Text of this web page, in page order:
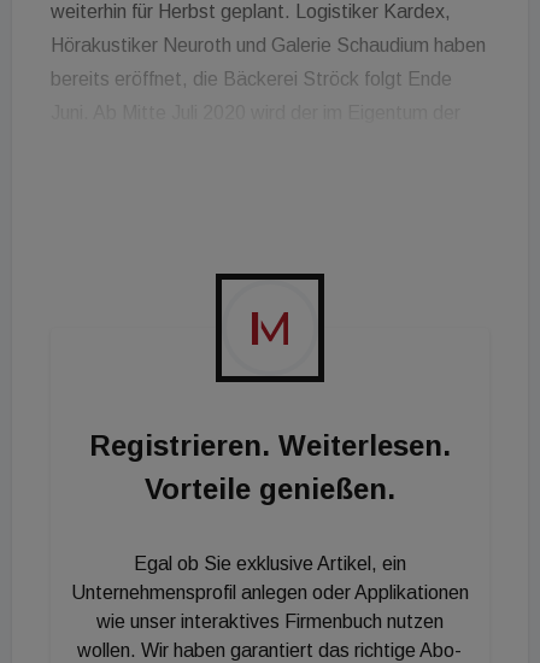
weiterhin für Herbst geplant. Logistiker Kardex,
Hörakustiker Neuroth und Galerie Schaudium haben
bereits eröffnet, die Bäckerei Ströck folgt Ende
zu den HoHo Wien-Geschäften sowie Mietern soll
so vereinfacht werden. Während im HoHo Tower
laut der Kerbler Holding kaum mehr freie
Büroflächen zur Verfügung stehen, gibt es im HoHo
Fläche.Registrieren. Weiterlesen.
Vorteile genießen.
Egal ob Sie exklusive Artikel, ein
Unternehmensprofil anlegen oder Applikationen
wie unser interaktives Firmenbuch nutzen
wollen. Wir haben garantiert das richtige Abo-